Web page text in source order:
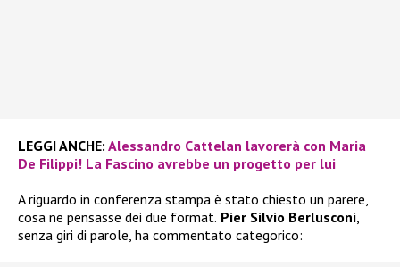
LEGGI ANCHE: Alessandro Cattelan lavorerà con Maria
De Filippi! La Fascino avrebbe un progetto per lui
A riguardo in conferenza stampa è stato chiesto un parere,
cosa ne pensasse dei due format. Pier Silvio Berlusconi
senza giri di parole, ha commentato categorico: